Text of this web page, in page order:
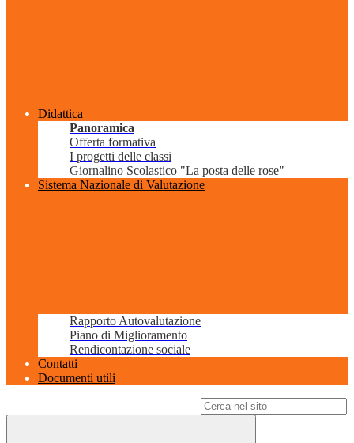
Didattica
Panoramica
Offerta formativa
I progetti delle classi
Giornalino Scolastico "La posta delle rose"
Sistema Nazionale di Valutazione
Rapporto Autovalutazione
Piano di Miglioramento
Rendicontazione sociale
Contatti
Documenti utili